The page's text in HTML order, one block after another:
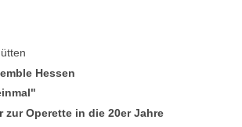
Hessen
zur Operette in die 20er Jahre